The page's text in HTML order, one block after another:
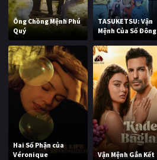
Ông Chồng Mệnh Phú
Quý
TASUKETSU: Vận
Mệnh Của Số Đông
Hai Số Phận của
Véronique
Vận Mệnh Gắn Kết